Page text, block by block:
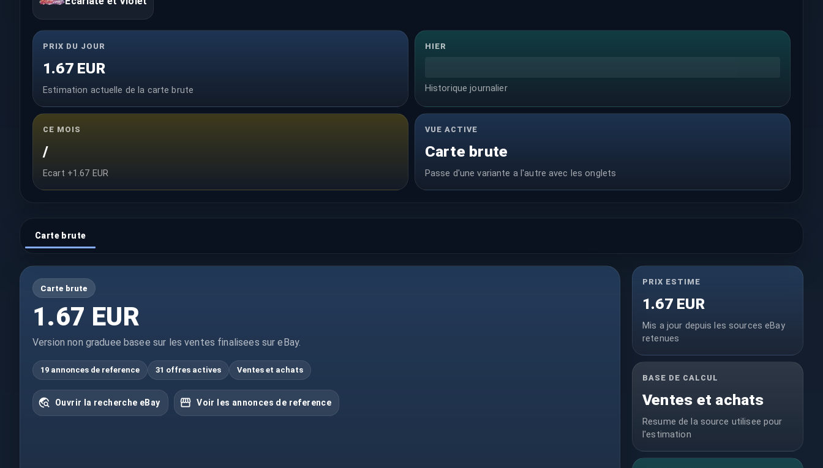
PRIX DU JOUR
1.67 EUR
Estimation actuelle de la carte brute
HIER
Historique journalier
CE MOIS
/
Ecart +1.67 EUR
VUE ACTIVE
Carte brute
Passe d'une variante a l'autre avec les onglets
Carte brute
Carte brute
1.67 EUR
Version non graduee basee sur les ventes finalisees sur eBay.
19 annonces de reference 31 offres actives Ventes et achats
Ouvrir la recherche eBay Voir les annonces de reference
PRIX ESTIME
1.67 EUR
Mis a jour depuis les sources eBay
retenues
BASE DE CALCUL
Ventes et achats
Resume de la source utilisee pour
l'estimation